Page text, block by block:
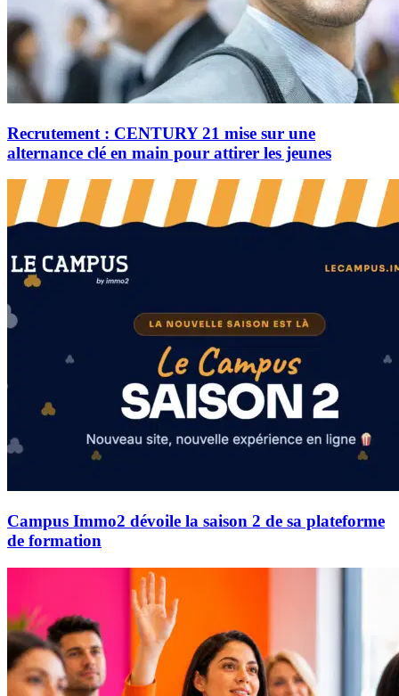
Recrutement : CENTURY 21 mise sur une
alternance clé en main pour attirer les jeunes
Campus Immo2 dévoile la saison 2 de sa plateforme
de formation